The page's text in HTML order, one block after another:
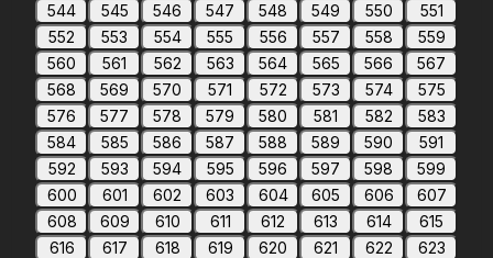
544
545 546 547 548 549 550
551
552
553 554 555 556 557 558
559
560
561 562 563 564 565 566
567
568
569 570 571 572 573 574
575
576
577 578 579 580 581 582
583
584
585 586 587 588 589 590
591
592
593 594 595 596 597 598
599
600
601 602 603 604 605 606
607
608
609 610 611 612 613 614
615
616
617 618 619 620 621 622
623